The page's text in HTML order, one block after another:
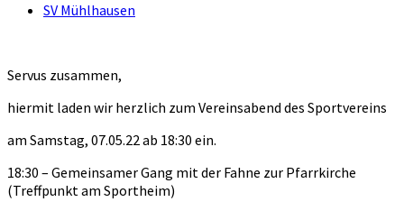
SV Mühlhausen
Servus zusammen,
hiermit laden wir herzlich zum Vereinsabend des Sportvereins
am Samstag, 07.05.22 ab 18:30 ein.
18:30 – Gemeinsamer Gang mit der Fahne zur Pfarrkirche
(Treffpunkt am Sportheim)